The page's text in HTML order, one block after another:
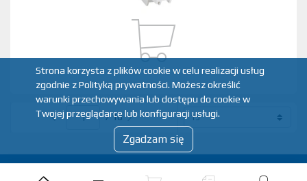
Strona korzysta z plików cookie w celu realizacji usług
zgodnie z Polityką prywatności. Możesz określić
warunki przechowywania lub dostępu do cookie w
Twojej przeglądarce lub konfiguracji usługi.
Zgadzam się
/ 10